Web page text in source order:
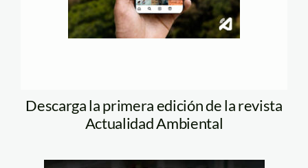
Descarga la primera edición de la revista
Actualidad Ambiental